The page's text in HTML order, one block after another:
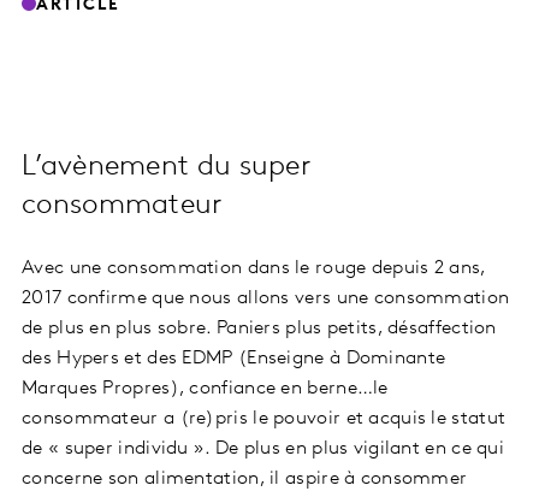
ARTICLE
L’avènement du super
consommateur
Avec une consommation dans le rouge depuis 2 ans,
2017 confirme que nous allons vers une consommation
de plus en plus sobre. Paniers plus petits, désaffection
des Hypers et des EDMP (Enseigne à Dominante
Marques Propres), confiance en berne…le
consommateur a (re)pris le pouvoir et acquis le statut
de « super individu ». De plus en plus vigilant en ce qui
concerne son alimentation, il aspire à consommer